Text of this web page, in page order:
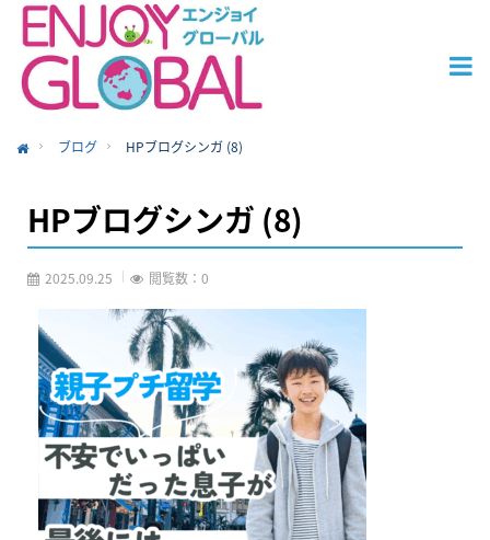
ブログ HPブログシンガ (8)
HPブログシンガ (8)
2025.09.25 閲覧数：0